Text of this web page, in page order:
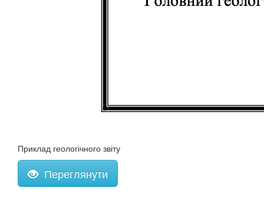
Приклад геологічного звіту
Переглянути